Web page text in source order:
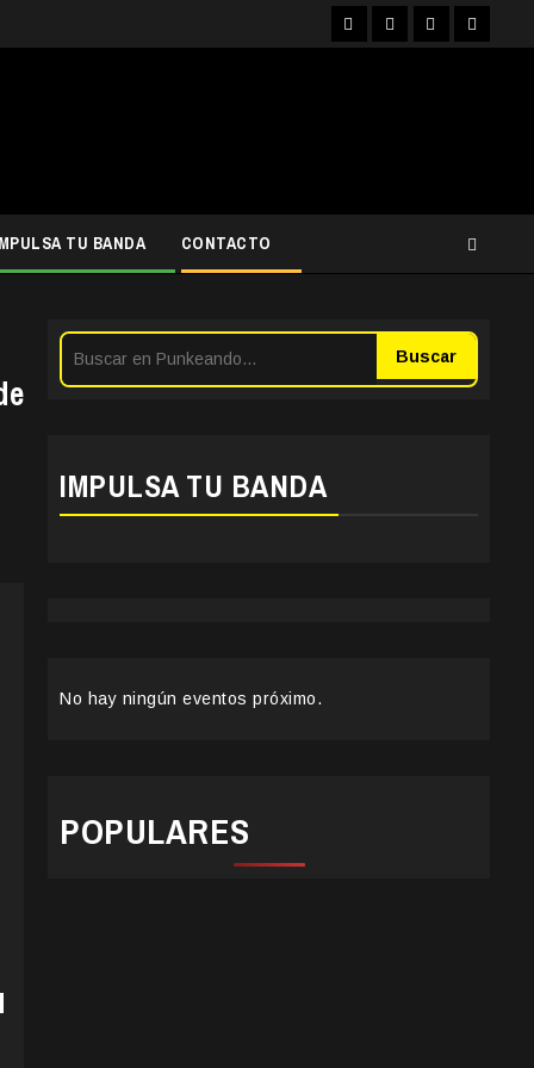
FacebookInstagram
YouTubeTwitter
TU BANDA CONTACTO
Buscar
IMPULSA TU BANDA
No hay ningún eventos próximo.
POPULARES